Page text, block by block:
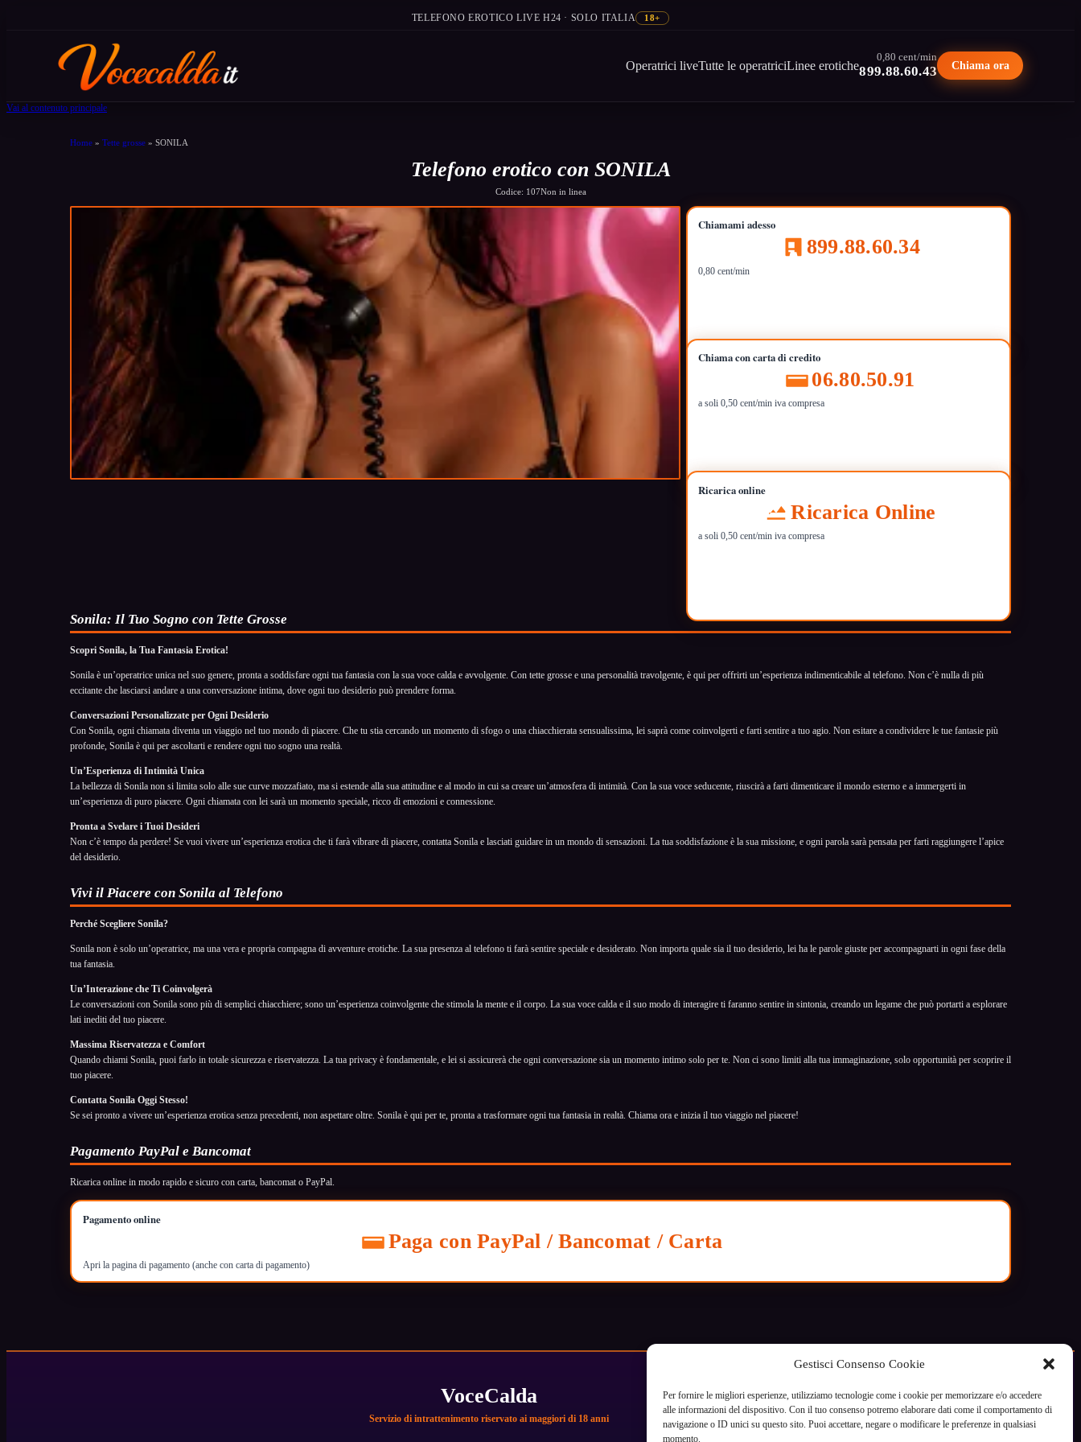
Gestisci Consenso Cookie
Per fornire le migliori esperienze, utilizziamo tecnologie come i cookie per memorizzare e/o accedere
alle informazioni del dispositivo. Con il tuo consenso potremo elaborare dati come il comportamento di
navigazione o ID unici su questo sito. Puoi accettare, negare o modificare le preferenze in qualsiasi
momento.
TELEFONO EROTICO LIVE H24 · SOLO ITALIA 18+
Operatrici liveTutte le operatriciLinee erotiche
0,80 cent/min
899.88.60.43 Chiama ora
Vai al contenuto principale
Home » Tette grosse » SONILA
Telefono erotico con SONILA
Codice: 107Non in linea
Chiamami adesso
899.88.60.34
0,80 cent/min
Chiama con carta di credito
06.80.50.91
a soli 0,50 cent/min iva compresa
Ricarica online
Ricarica Online
a soli 0,50 cent/min iva compresa
Sonila: Il Tuo Sogno con Tette Grosse
Scopri Sonila, la Tua Fantasia Erotica!
Sonila è un’operatrice unica nel suo genere, pronta a soddisfare ogni tua fantasia con la sua voce calda e avvolgente. Con tette grosse e una personalità travolgente, è qui per offrirti un’esperienza indimenticabile al telefono. Non c’è nulla di più
eccitante che lasciarsi andare a una conversazione intima, dove ogni tuo desiderio può prendere forma.
Conversazioni Personalizzate per Ogni Desiderio
Con Sonila, ogni chiamata diventa un viaggio nel tuo mondo di piacere. Che tu stia cercando un momento di sfogo o una chiacchierata sensualissima, lei saprà come coinvolgerti e farti sentire a tuo agio. Non esitare a condividere le tue fantasie più
profonde, Sonila è qui per ascoltarti e rendere ogni tuo sogno una realtà.
Un’Esperienza di Intimità Unica
La bellezza di Sonila non si limita solo alle sue curve mozzafiato, ma si estende alla sua attitudine e al modo in cui sa creare un’atmosfera di intimità. Con la sua voce seducente, riuscirà a farti dimenticare il mondo esterno e a immergerti in
un’esperienza di puro piacere. Ogni chiamata con lei sarà un momento speciale, ricco di emozioni e connessione.
Pronta a Svelare i Tuoi Desideri
Non c’è tempo da perdere! Se vuoi vivere un’esperienza erotica che ti farà vibrare di piacere, contatta Sonila e lasciati guidare in un mondo di sensazioni. La tua soddisfazione è la sua missione, e ogni parola sarà pensata per farti raggiungere l’apice
del desiderio.
Vivi il Piacere con Sonila al Telefono
Perché Scegliere Sonila?
Sonila non è solo un’operatrice, ma una vera e propria compagna di avventure erotiche. La sua presenza al telefono ti farà sentire speciale e desiderato. Non importa quale sia il tuo desiderio, lei ha le parole giuste per accompagnarti in ogni fase della
tua fantasia.
Un’Interazione che Ti Coinvolgerà
Le conversazioni con Sonila sono più di semplici chiacchiere; sono un’esperienza coinvolgente che stimola la mente e il corpo. La sua voce calda e il suo modo di interagire ti faranno sentire in sintonia, creando un legame che può portarti a esplorare
lati inediti del tuo piacere.
Massima Riservatezza e Comfort
Quando chiami Sonila, puoi farlo in totale sicurezza e riservatezza. La tua privacy è fondamentale, e lei si assicurerà che ogni conversazione sia un momento intimo solo per te. Non ci sono limiti alla tua immaginazione, solo opportunità per scoprire il
tuo piacere.
Contatta Sonila Oggi Stesso!
Se sei pronto a vivere un’esperienza erotica senza precedenti, non aspettare oltre. Sonila è qui per te, pronta a trasformare ogni tua fantasia in realtà. Chiama ora e inizia il tuo viaggio nel piacere!
Pagamento PayPal e Bancomat
Ricarica online in modo rapido e sicuro con carta, bancomat o PayPal.
Pagamento online
Paga con PayPal / Bancomat / Carta
Apri la pagina di pagamento (anche con carta di pagamento)
VoceCalda
Servizio di intrattenimento riservato ai maggiori di 18 anni